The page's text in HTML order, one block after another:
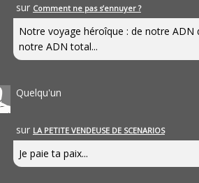
sur Comment ne pas s’ennuyer ?
Notre voyage héroîque : de notre ADN
notre ADN total...
Quelqu'un
sur LA PETITE VENDEUSE DE SCENARIOS
Je paie ta paix...